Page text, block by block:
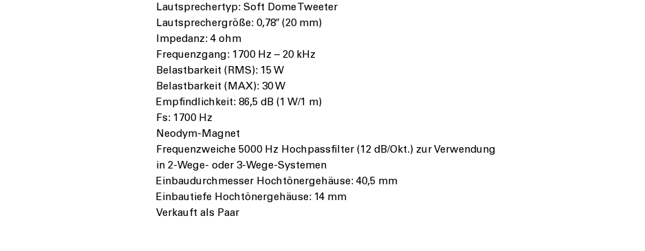
Lautsprechertyp: Soft Dome Tweeter
Lautsprechergröße: 0,78″ (20 mm)
Impedanz: 4 ohm
Frequenzgang: 1700 Hz – 20 kHz
Belastbarkeit (RMS): 15 W
Belastbarkeit (MAX): 30 W
Empfindlichkeit: 86,5 dB (1 W/1 m)
Fs: 1700 Hz
Neodym-Magnet
Frequenzweiche 5000 Hz Hochpassfilter (12 dB/Okt.) zur Verwendung
in 2-Wege- oder 3-Wege-Systemen
Einbaudurchmesser Hochtönergehäuse: 40,5 mm
Einbautiefe Hochtönergehäuse: 14 mm
Verkauft als Paar